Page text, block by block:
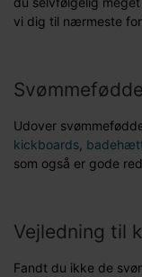
vi dig til nærmeste
Udover
kickboards
som også er gode
Vejledning til
Fandt du ikke de